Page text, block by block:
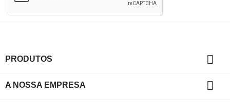
PRODUTOS 
A NOSSA EMPRESA 